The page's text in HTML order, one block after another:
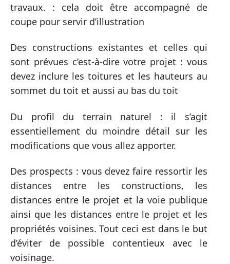
travaux. : cela doit être accompagné de
coupe pour servir d’illustration
Des constructions existantes et celles qui
sont prévues c’est-à-dire votre projet : vous
devez inclure les toitures et les hauteurs au
sommet du toit et aussi au bas du toit
Du profil du terrain naturel : il s’agit
essentiellement du moindre détail sur les
modifications que vous allez apporter.
Des prospects : vous devez faire ressortir les
distances entre les constructions, les
distances entre le projet et la voie publique
ainsi que les distances entre le projet et les
propriétés voisines. Tout ceci est dans le but
d’éviter de possible contentieux avec le
voisinage.